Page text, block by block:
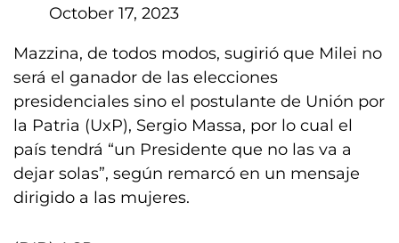
October 17, 2023
Mazzina, de todos modos, sugirió que Milei no
será el ganador de las elecciones
presidenciales sino el postulante de Unión por
la Patria (UxP), Sergio Massa, por lo cual el
país tendrá “un Presidente que no las va a
dejar solas”, según remarcó en un mensaje
dirigido a las mujeres.